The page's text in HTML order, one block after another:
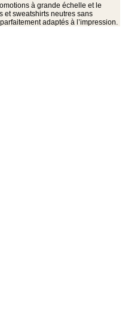
à grande échelle et le
et sweatshirts neutres sans
adaptés à l’impression.